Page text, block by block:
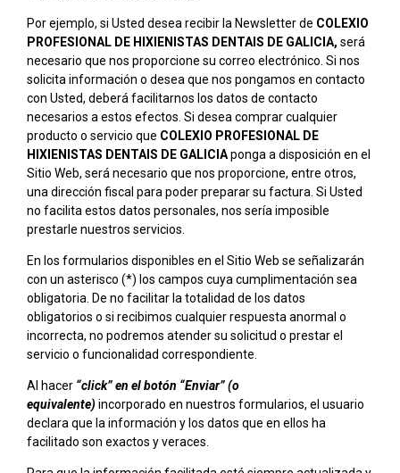
Por ejemplo, si Usted desea recibir la Newsletter de COLEXIO
PROFESIONAL DE HIXIENISTAS DENTAIS DE GALICIA, será
necesario que nos proporcione su correo electrónico. Si nos
solicita información o desea que nos pongamos en contacto
con Usted, deberá facilitarnos los datos de contacto
necesarios a estos efectos. Si desea comprar cualquier
producto o servicio que COLEXIO PROFESIONAL DE
HIXIENISTAS DENTAIS DE GALICIAponga a disposición en el
Sitio Web, será necesario que nos proporcione, entre otros,
una dirección fiscal para poder preparar su factura. Si Usted
no facilita estos datos personales, nos sería imposible
prestarle nuestros servicios.
En los formularios disponibles en el Sitio Web se señalizarán
con un asterisco (*) los campos cuya cumplimentación sea
obligatoria. De no facilitar la totalidad de los datos
obligatorios o si recibimos cualquier respuesta anormal o
incorrecta, no podremos atender su solicitud o prestar el
servicio o funcionalidad correspondiente.
Al hacer “click” en el botón “Enviar” (o
equivalente) incorporado en nuestros formularios, el usuario
declara que la información y los datos que en ellos ha
facilitado son exactos y veraces.